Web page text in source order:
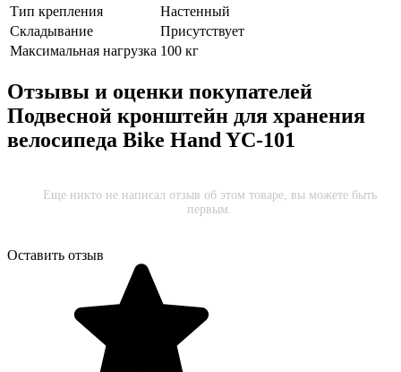
Тип крепления
Настенный
Складывание
Присутствует
Максимальная нагрузка 100 кг
Отзывы и оценки покупателей
Подвесной кронштейн для хранения
велосипеда Bike Hand YC-101
Еще никто не написал отзыв об этом товаре, вы можете быть
первым.
Оставить отзыв